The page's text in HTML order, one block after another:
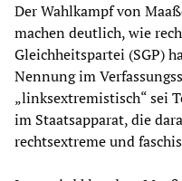
Der Wahlkampf von
machen deutlich, wie
Gleichheitspartei (SGP)
Nennung im
„linksextremistisch“ sei
im Staatsapparat, die
rechtsextreme und